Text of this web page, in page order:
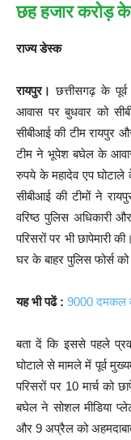
छह हजार करोड़ के
राज्य डेस्क
रायपुर। छत्तीसगढ़ के
आवास पर बुधवार को
सीबीआई की टीम रायपुर
टीम ने भूपेश बघेल के
रुपये के महादेव एप घोटाले
सीबीआई की टीमों ने
वरिष्ठ पुलिस अधिकारी
परिसरों पर भी छापेमारी
घर के बाहर पुलिस फोर्स को
यह भी पढें : 9000 दमकल
बता दें कि इससे पहले
घोटाले से मामले में पूर्व
परिसरों पर 10 मार्च को
बघेल ने सोशल मीडिया
और 9 अप्रैल को